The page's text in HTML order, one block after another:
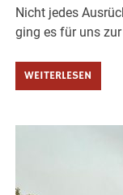
Nicht jedes
ging es für uns
WEITERLESEN